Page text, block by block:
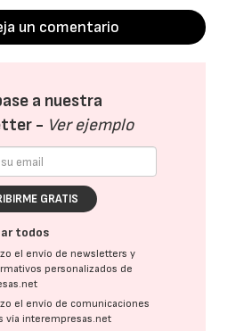
un comentario
a nuestra
- Ver ejemplo
GRATIS
todos
el envío de newsletters y
personalizados de
el envío de comunicaciones
vía interempresas.net